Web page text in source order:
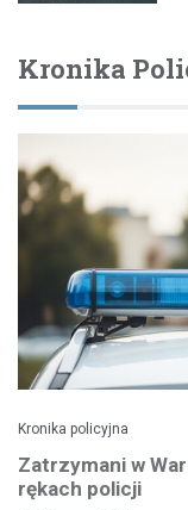
Kronika
Kronika policyjna
Zatrzymani w
rękach policji